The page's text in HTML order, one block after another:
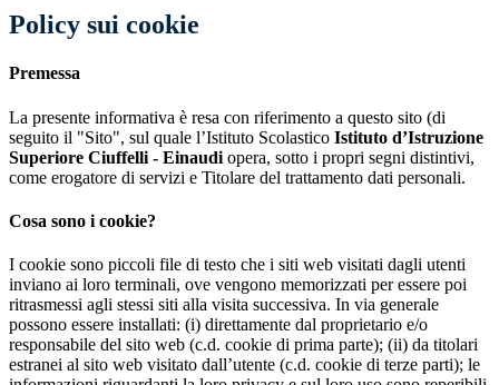
Policy sui cookie
Premessa
La presente informativa è resa con riferimento a questo sito (di
seguito il "Sito", sul quale l’Istituto Scolastico Istituto d’Istruzione
Superiore Ciuffelli - Einaudi opera, sotto i propri segni distintivi,
come erogatore di servizi e Titolare del trattamento dati personali.
Cosa sono i cookie?
I cookie sono piccoli file di testo che i siti web visitati dagli utenti
inviano ai loro terminali, ove vengono memorizzati per essere poi
ritrasmessi agli stessi siti alla visita successiva. In via generale
possono essere installati: (i) direttamente dal proprietario e/o
responsabile del sito web (c.d. cookie di prima parte); (ii) da titolari
estranei al sito web visitato dall’utente (c.d. cookie di terze parti); le